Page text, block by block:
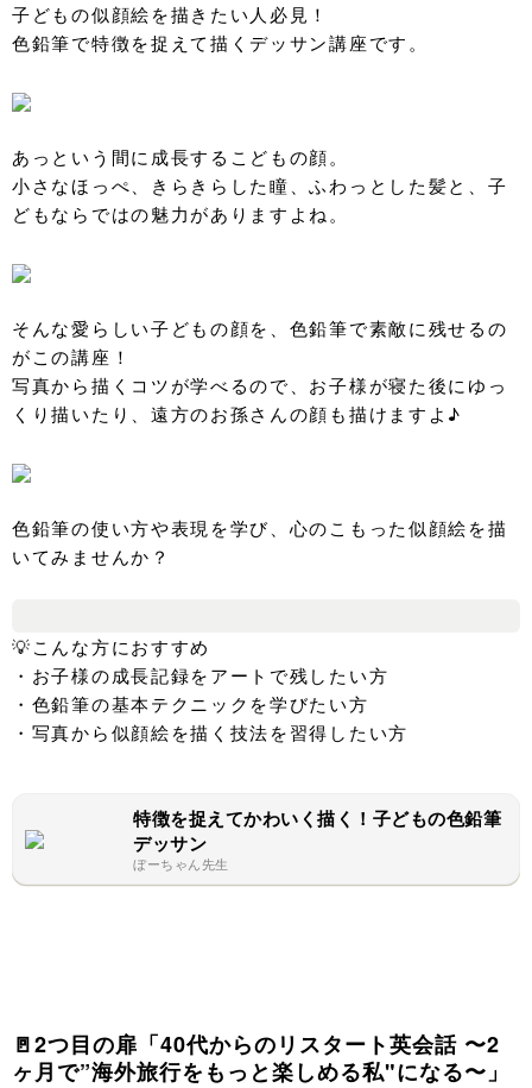
子どもの似顔絵を描きたい人必見！
色鉛筆で特徴を捉えて描くデッサン講座です。
あっという間に成長するこどもの顔。
小さなほっぺ、きらきらした瞳、ふわっとした髪と、子
どもならではの魅力がありますよね。
そんな愛らしい子どもの顔を、色鉛筆で素敵に残せるの
がこの講座！
写真から描くコツが学べるので、お子様が寝た後にゆっ
くり描いたり、遠方のお孫さんの顔も描けますよ♪
色鉛筆の使い方や表現を学び、心のこもった似顔絵を描
いてみませんか？
💡こんな方におすすめ
・お子様の成長記録をアートで残したい方
・色鉛筆の基本テクニックを学びたい方
・写真から似顔絵を描く技法を習得したい方
特徴を捉えてかわいく描く！子どもの色鉛筆
デッサン
ぼーちゃん先生
🚪2つ目の扉「40代からのリスタート英会話 〜2
ヶ月で”海外旅行をもっと楽しめる私"になる〜」